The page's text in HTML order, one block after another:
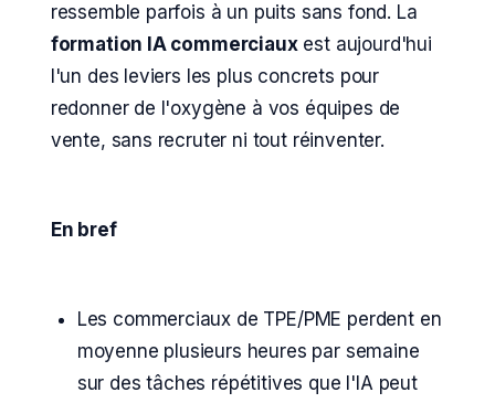
ressemble parfois à un puits sans fond. La
formation IA commerciauxest aujourd'hui
l'un des leviers les plus concrets pour
redonner de l'oxygène à vos équipes de
vente, sans recruter ni tout réinventer.
En bref
Les commerciaux de TPE/PME perdent en
moyenne plusieurs heures par semaine
sur des tâches répétitives que l'IA peut